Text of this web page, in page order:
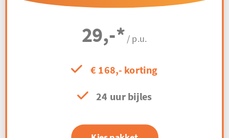
29,-* / p.u.
€ 168,- korting
24 uur bijles